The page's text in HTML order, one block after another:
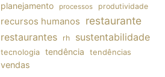
planejamento processos produtividade
recursos humanos restaurante
restaurantes rh sustentabilidade
tecnologia tendência tendências
vendas